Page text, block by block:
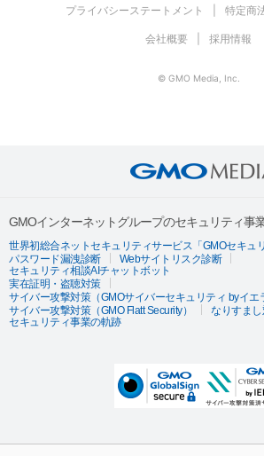
プライバシーステートメント 特定商
会社概要 採用情報
© GMO Media, Inc.
GMOインターネットグループのセキュリティ事
世界初総合ネットセキュリティサービス「GMOセキュ
パスワード漏洩診断
Webサイトリスク診断
セキュリティ相談AIチャットボット
実在証明・盗聴対策
サイバー攻撃対策（GMOサイバーセキュリティ byイエ
サイバー攻撃対策（GMO Flatt Security）
なりすまし
セキュリティ事業の軌跡